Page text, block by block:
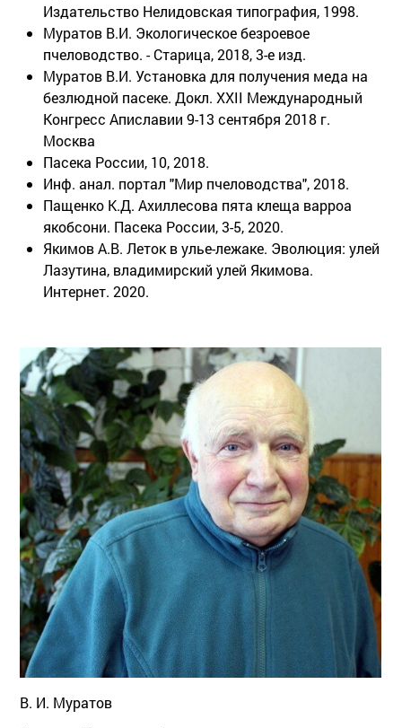
Издательство Нелидовская типография, 1998.
Муратов В.И. Экологическое безроевое
пчеловодство. - Старица, 2018, 3-е изд.
Муратов В.И. Установка для получения меда на
безлюдной пасеке. Докл. ХХII Международный
Конгресс Апиславии 9-13 сентября 2018 г.
Москва
Пасека России, 10, 2018.
Инф. анал. портал "Мир пчеловодства", 2018.
Пащенко К.Д. Ахиллесова пята клеща варроа
якобсони. Пасека России, 3-5, 2020.
Якимов А.В. Леток в улье-лежаке. Эволюция: улей
Лазутина, владимирский улей Якимова.
Интернет. 2020.
В. И. Муратов